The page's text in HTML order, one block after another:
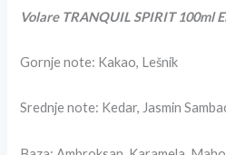
Volare TRANQUIL SPIRIT 100ml
Gornje note: Kakao, Lešnik
Srednje note: Kedar, Jasmin